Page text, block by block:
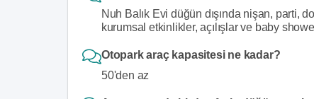
Nuh Balık Evi düğün dışında nişan, parti,
kurumsal etkinlikler, açılışlar ve baby
Otopark araç kapasitesi ne kadar?
50'den az